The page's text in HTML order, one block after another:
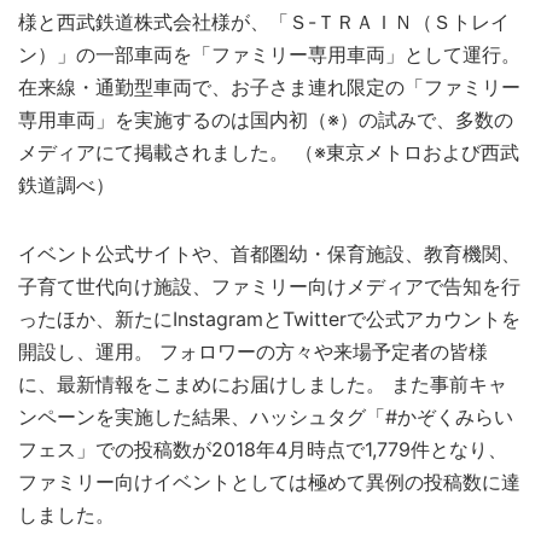
様と西武鉄道株式会社様が、「Ｓ-ＴＲＡＩＮ（Ｓトレイ
ン）」の一部車両を「ファミリー専用車両」として運行。
在来線・通勤型車両で、お子さま連れ限定の「ファミリー
専用車両」を実施するのは国内初（※）の試みで、多数の
メディアにて掲載されました。 （※東京メトロおよび西武
鉄道調べ）
イベント公式サイトや、首都圏幼・保育施設、教育機関、
子育て世代向け施設、ファミリー向けメディアで告知を行
ったほか、新たにInstagramとTwitterで公式アカウントを
開設し、運用。 フォロワーの方々や来場予定者の皆様
に、最新情報をこまめにお届けしました。 また事前キャ
ンペーンを実施した結果、ハッシュタグ「#かぞくみらい
フェス」での投稿数が2018年4月時点で1,779件となり、
ファミリー向けイベントとしては極めて異例の投稿数に達
しました。